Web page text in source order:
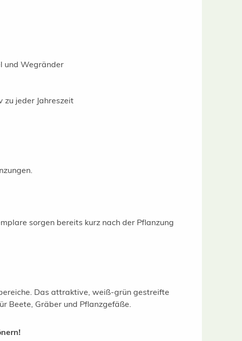
und Wegränder
jeder Jahreszeit
sorgen bereits kurz nach der Pflanzung
Das attraktive, weiß-grün gestreifte
Beete, Gräber und Pflanzgefäße.